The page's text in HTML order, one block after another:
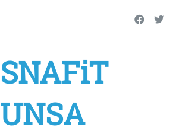
SNAFiT
UNSA